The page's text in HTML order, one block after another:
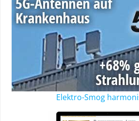
Elektro-Smog